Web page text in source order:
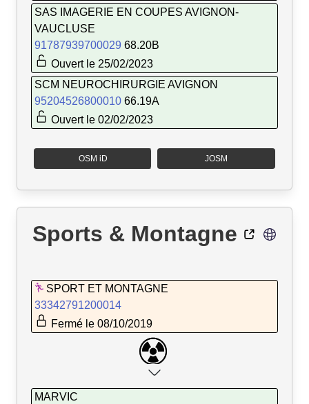
SAS IMAGERIE EN COUPES AVIGNON-
VAUCLUSE
91787939700029 68.20B
Ouvert le 25/02/2023
SCM NEUROCHIRURGIE AVIGNON
95204526800010 66.19A
Ouvert le 02/02/2023
OSM iD JOSM
Sports & Montagne
SPORT ET MONTAGNE
33342791200014
Fermé le 08/10/2019
MARVIC